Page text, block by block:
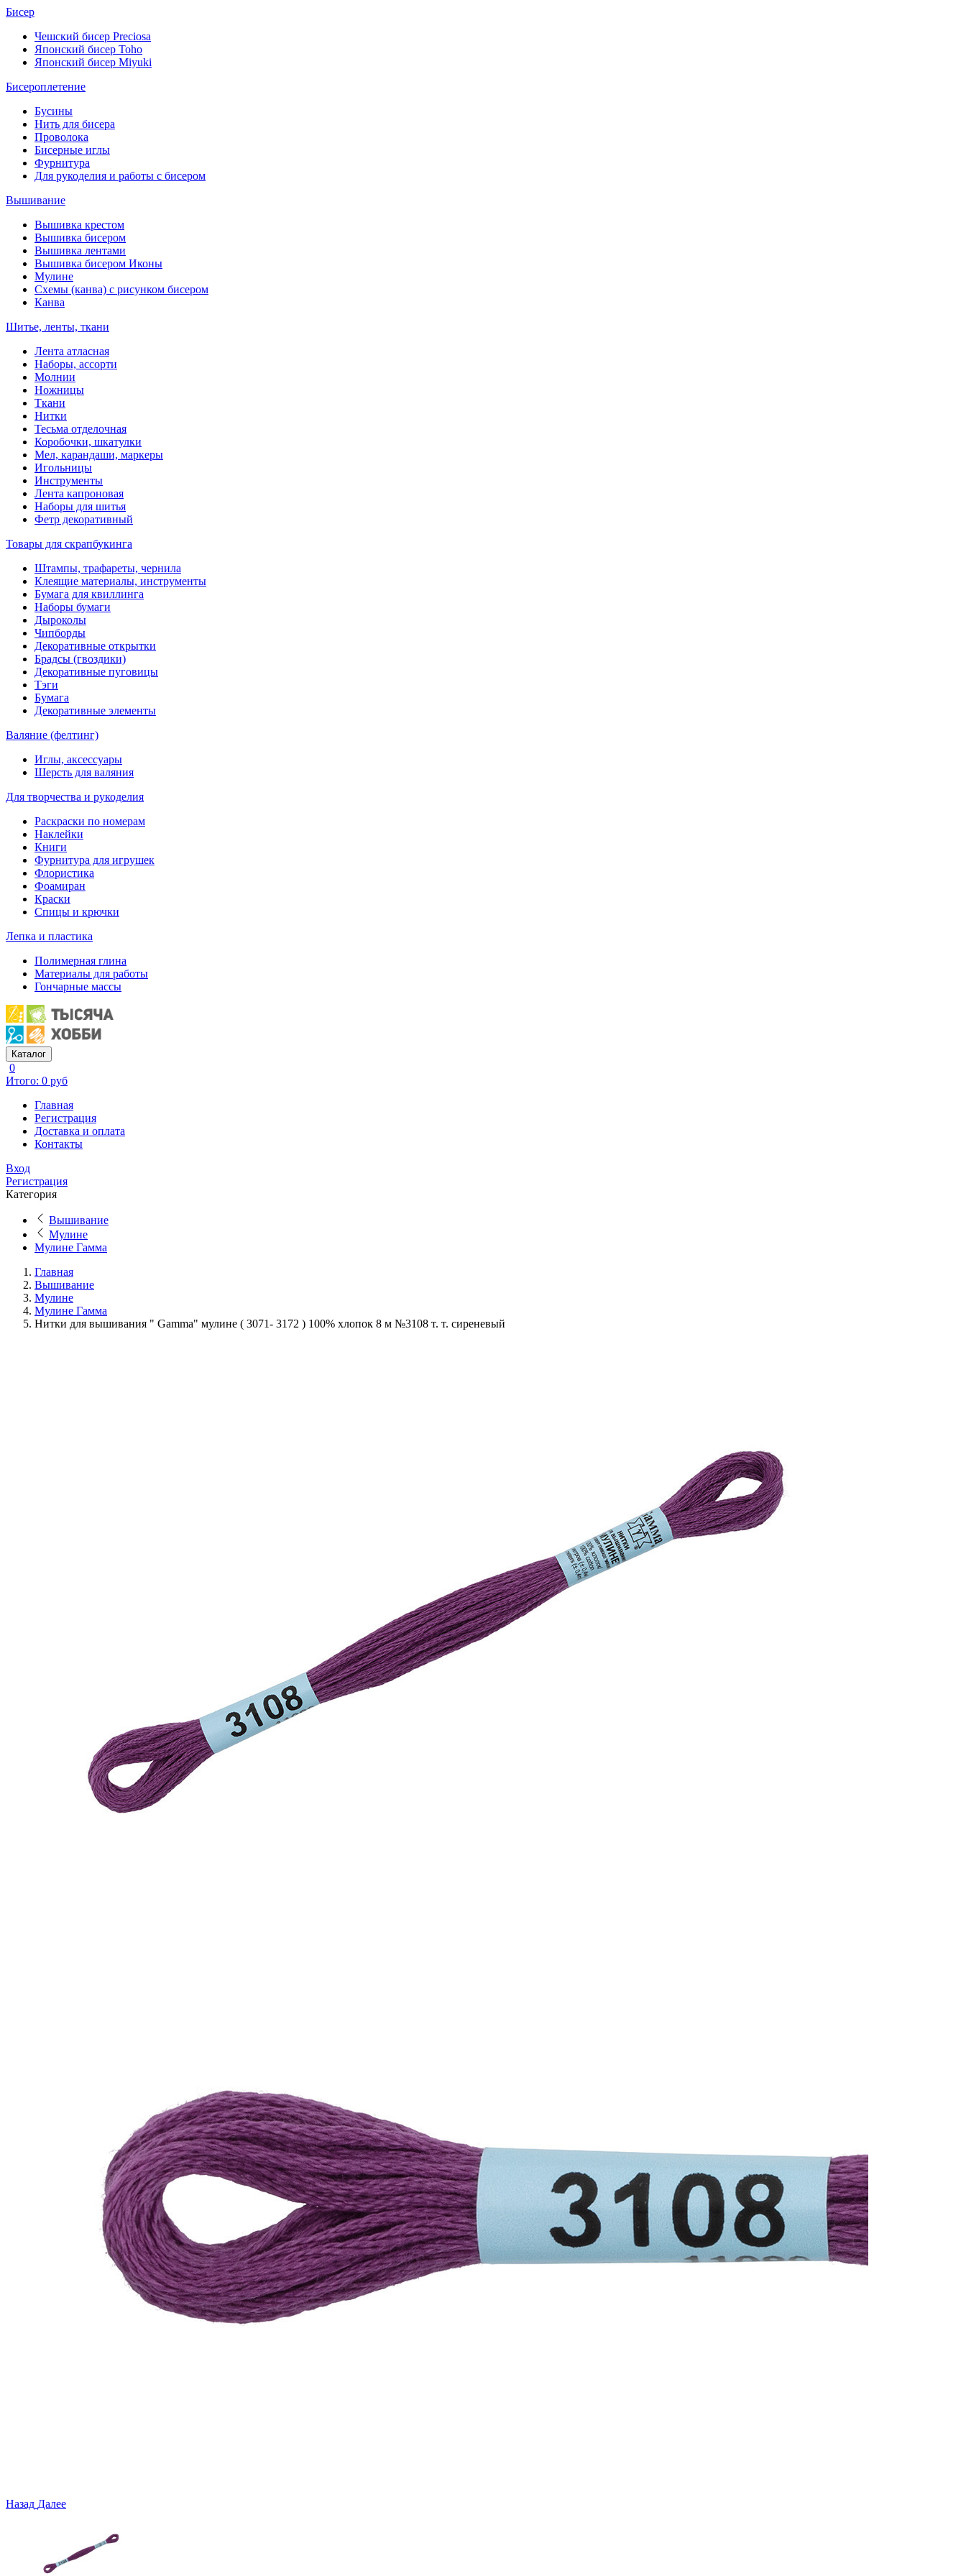
Бисер
Чешский бисер Preciosa
Японский бисер Toho
Японский бисер Miyuki
Бисероплетение
Бусины
Нить для бисера
Проволока
Бисерные иглы
Фурнитура
Для рукоделия и работы с бисером
Вышивание
Вышивка крестом
Вышивка бисером
Вышивка лентами
Вышивка бисером Иконы
Мулине
Схемы (канва) с рисунком бисером
Канва
Шитье, ленты, ткани
Лента атласная
Наборы, ассорти
Молнии
Ножницы
Ткани
Нитки
Тесьма отделочная
Коробочки, шкатулки
Мел, карандаши, маркеры
Игольницы
Инструменты
Лента капроновая
Наборы для шитья
Фетр декоративный
Товары для скрапбукинга
Штампы, трафареты, чернила
Клеящие материалы, инструменты
Бумага для квиллинга
Наборы бумаги
Дыроколы
Чипборды
Декоративные открытки
Брадсы (гвоздики)
Декоративные пуговицы
Тэги
Бумага
Декоративные элементы
Валяние (фелтинг)
Иглы, аксессуары
Шерсть для валяния
Для творчества и рукоделия
Раскраски по номерам
Наклейки
Книги
Фурнитура для игрушек
Флористика
Фоамиран
Краски
Спицы и крючки
Лепка и пластика
Полимерная глина
Материалы для работы
Гончарные массы
Каталог
0
Итого: 0 руб
Главная
Регистрация
Доставка и оплата
Контакты
Вход
Регистрация
Категория
Вышивание
Мулине
Мулине Гамма
Главная
Вышивание
Мулине
Мулине Гамма
Нитки для вышивания " Gamma" мулине ( 3071- 3172 ) 100% хлопок 8 м №3108 т. т. сиреневый
Назад Далее